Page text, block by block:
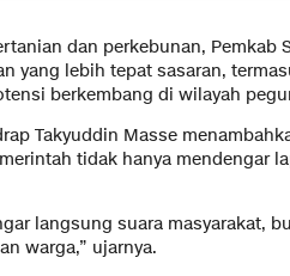
dan perkebunan,
yang lebih tepat sasaran,
berkembang di wilayah
Takyuddin Masse
tidak hanya mendengar
langsung suara masyarakat,
warga,” ujarnya.